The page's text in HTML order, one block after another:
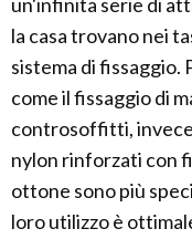
la casa trovano nei
sistema di fissaggio.
come il fissaggio di
controsoffitti,
nylon rinforzati con
ottone sono più
loro utilizzo è